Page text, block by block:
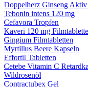
Doppelherz Ginseng
Tebonin intens 120 mg
Cefavora Tropfen
Kaveri 120 mg
Gingium Filmtabletten
Myrtillus Beere Kapseln
Effortil Tabletten
Cetebe Vitamin C
Wildrosenöl
Contractubex Gel